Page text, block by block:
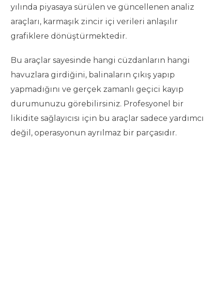
yılında piyasaya sürülen ve güncellenen analiz
araçları, karmaşık zincir içi verileri anlaşılır
grafiklere dönüştürmektedir.
Bu araçlar sayesinde hangi cüzdanların hangi
havuzlara girdiğini, balinaların çıkış yapıp
yapmadığını ve gerçek zamanlı geçici kayıp
durumunuzu görebilirsiniz. Profesyonel bir
likidite sağlayıcısı için bu araçlar sadece yardımcı
değil, operasyonun ayrılmaz bir parçasıdır.